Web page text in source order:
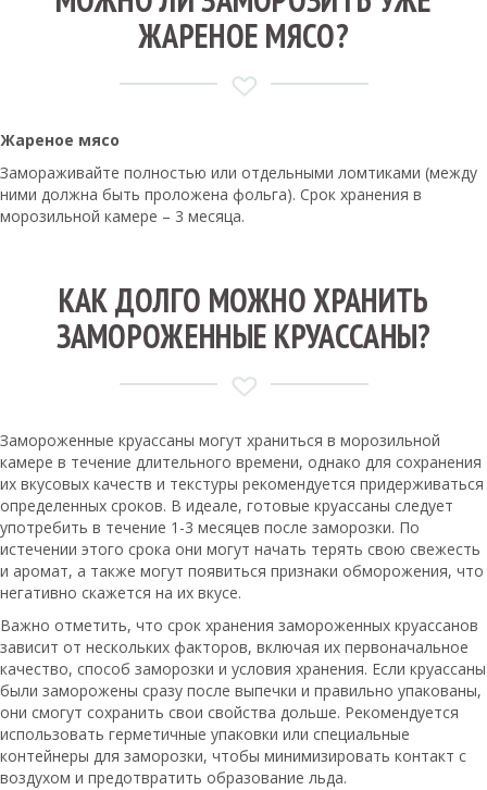
ЖАРЕНОЕ МЯСО?
Жареное мясо
Замораживайте полностью или отдельными ломтиками (между
ними должна быть проложена фольга). Срок хранения в
морозильной камере – 3 месяца.
КАК ДОЛГО МОЖНО ХРАНИТЬ
ЗАМОРОЖЕННЫЕ КРУАССАНЫ?
Замороженные круассаны могут храниться в морозильной
камере в течение длительного времени, однако для сохранения
их вкусовых качеств и текстуры рекомендуется придерживаться
определенных сроков. В идеале, готовые круассаны следует
употребить в течение 1-3 месяцев после заморозки. По
истечении этого срока они могут начать терять свою свежесть
и аромат, а также могут появиться признаки обморожения, что
негативно скажется на их вкусе.
Важно отметить, что срок хранения замороженных круассанов
зависит от нескольких факторов, включая их первоначальное
качество, способ заморозки и условия хранения. Если круассаны
были заморожены сразу после выпечки и правильно упакованы,
они смогут сохранить свои свойства дольше. Рекомендуется
использовать герметичные упаковки или специальные
контейнеры для заморозки, чтобы минимизировать контакт с
воздухом и предотвратить образование льда.